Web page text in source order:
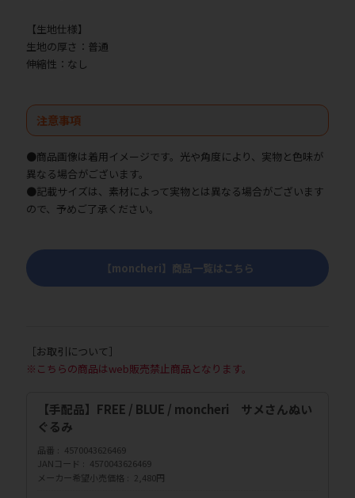
【生地仕様】
生地の厚さ：普通
伸縮性：なし
注意事項
●商品画像は着用イメージです。光や角度により、実物と色味が
異なる場合がございます。
●記載サイズは、素材によって実物とは異なる場合がございます
ので、予めご了承ください。
【moncheri】商品一覧はこちら
［お取引について］
※こちらの商品はweb販売禁止商品となります。
【手配品】FREE / BLUE / moncheri サメさんぬい
ぐるみ
品番
4570043626469
JANコード
4570043626469
メーカー希望小売価格
2,480円